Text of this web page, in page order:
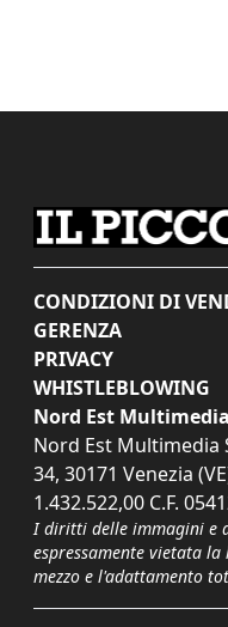
CONDIZIONI DI
GERENZA
PRIVACY
WHISTLEBLOWING
Nord Est
Nord Est Multimedia
34, 30171 Venezia
1.432.522,00 C.F.
I diritti delle immagini e
espressamente vietata
mezzo e l'adattamento